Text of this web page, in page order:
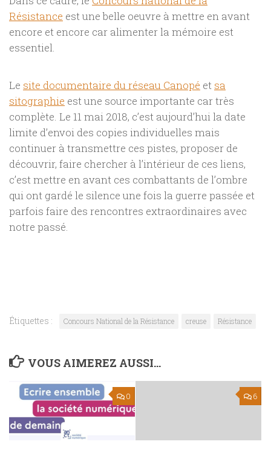
Résistance est une belle oeuvre à mettre en avant
encore et encore car alimenter la mémoire est
essentiel.
Le site documentaire du réseau Canopé et sa
sitographie est une source importante car très
complète. Le 11 mai 2018, c’est aujourd’hui la date
limite d’envoi des copies individuelles mais
continuer à transmettre ces pistes, proposer de
découvrir, faire chercher à l’intérieur de ces liens,
c’est mettre en avant ces combattants de l’ombre
qui ont gardé le silence une fois la guerre passée et
parfois faire des rencontres extraordinaires avec
notre passé.
Étiquettes : Concours National de la Résistance creuse Résistance
VOUS AIMEREZ AUSSI...
0 6